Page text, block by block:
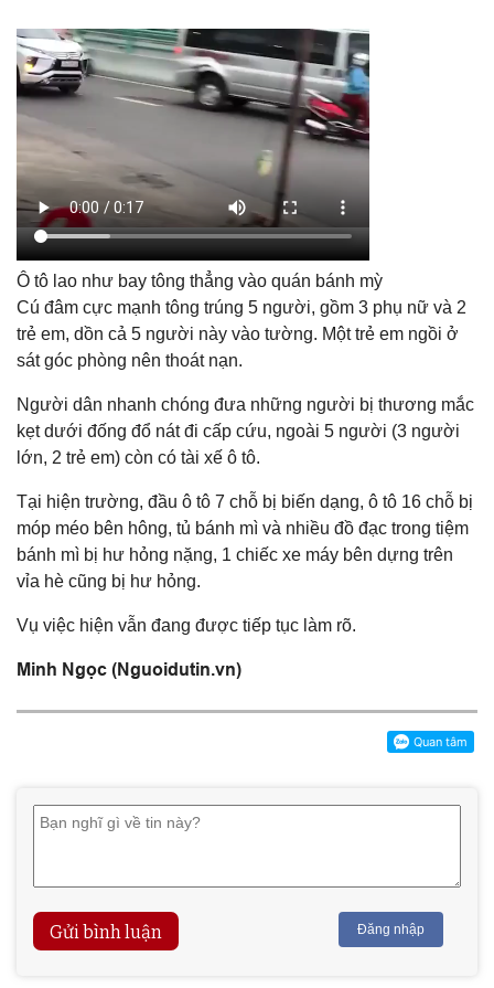
Ô tô lao như bay tông thẳng vào quán bánh mỳ
Cú đâm cực mạnh tông trúng 5 người, gồm 3 phụ nữ và 2
trẻ em, dồn cả 5 người này vào tường. Một trẻ em ngồi ở
sát góc phòng nên thoát nạn.
Người dân nhanh chóng đưa những người bị thương mắc
kẹt dưới đống đổ nát đi cấp cứu, ngoài 5 người (3 người
lớn, 2 trẻ em) còn có tài xế ô tô.
Tại hiện trường, đầu ô tô 7 chỗ bị biến dạng, ô tô 16 chỗ bị
móp méo bên hông, tủ bánh mì và nhiều đồ đạc trong tiệm
bánh mì bị hư hỏng nặng, 1 chiếc xe máy bên dựng trên
vỉa hè cũng bị hư hỏng.
Vụ việc hiện vẫn đang được tiếp tục làm rõ.
Minh Ngọc (Nguoidutin.vn)
Gửi bình luận Đăng nhập